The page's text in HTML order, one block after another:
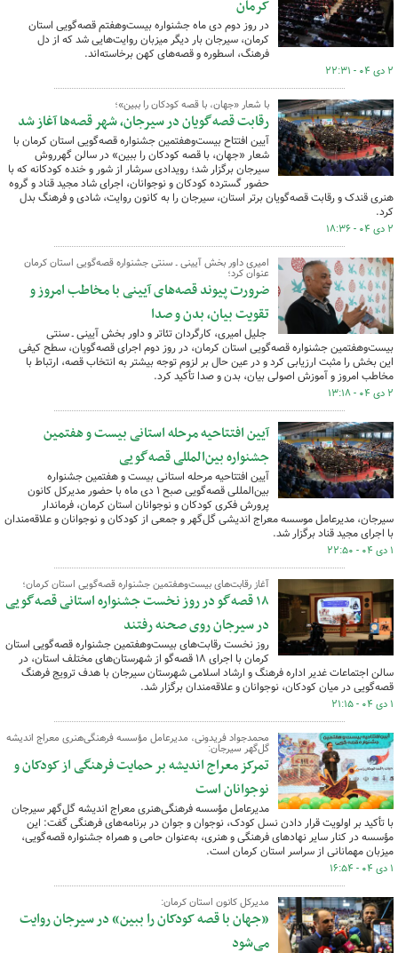
کرمان
در روز دوم دی ماه جشنواره بیست‌وهفتم قصه‌گویی استان
کرمان، سیرجان بار دیگر میزبان روایت‌هایی شد که از دل
فرهنگ، اسطوره و قصه‌های کهن برخاسته‌اند.
۲ دی ۰۴ - ۲۲:۳۱
با شعار «جهان، با قصه کودکان را ببین»؛
رقابت قصه‌گویان در سیرجان، شهر قصه‌ها آغاز شد
آیین افتتاح بیست‌وهفتمین جشنواره قصه‌گویی استان کرمان با
شعار «جهان، با قصه کودکان را ببین» در سالن گهرروش
سیرجان برگزار شد؛ رویدادی سرشار از شور و خنده کودکانه که با
حضور گسترده کودکان و نوجوانان، اجرای شاد مجید قناد و گروه
هنری قندک و رقابت قصه‌گویان برتر استان، سیرجان را به کانون روایت، شادی و فرهنگ بدل
کرد.
۲ دی ۰۴ - ۱۸:۳۶
امیری داور بخش آیینی ـ سنتی جشنواره قصه‌گویی استان کرمان
عنوان کرد؛
ضرورت پیوند قصه‌های آیینی با مخاطب امروز و
تقویت بیان، بدن و صدا
جلیل امیری، کارگردان تئاتر و داور بخش آیینی ـ سنتی
بیست‌وهفتمین جشنواره قصه‌گویی استان کرمان، در روز دوم اجرای قصه‌گویان، سطح کیفی
این بخش را مثبت ارزیابی کرد و در عین حال بر لزوم توجه بیشتر به انتخاب قصه، ارتباط با
مخاطب امروز و آموزش اصولی بیان، بدن و صدا تأکید کرد.
۲ دی ۰۴ - ۱۳:۱۸
آیین افتتاحیه مرحله استانی بیست و هفتمین
جشنواره بین‌المللی قصه‌گویی
آیین افتتاحیه مرحله استانی بیست و هفتمین جشنواره
بین‌المللی قصه‌گویی صبح ۱ دی ماه با حضور مدیرکل کانون
پرورش فکری کودکان و نوجوانان استان کرمان، فرماندار
سیرجان، مدیرعامل موسسه معراج اندیشی گل‌گهر و جمعی از کودکان و نوجوانان و علاقه‌مندان
با اجرای مجید قناد برگزار شد.
۱ دی ۰۴ - ۲۲:۵۰
آغاز رقابت‌های بیست‌وهفتمین جشنواره قصه‌گویی استان کرمان؛
۱۸ قصه‌گو در روز نخست جشنواره استانی قصه‌گویی
در سیرجان روی صحنه رفتند
روز نخست رقابت‌های بیست‌وهفتمین جشنواره قصه‌گویی استان
کرمان با اجرای ۱۸ قصه‌گو از شهرستان‌های مختلف استان، در
سالن اجتماعات غدیر اداره فرهنگ و ارشاد اسلامی شهرستان سیرجان با هدف ترویج فرهنگ
قصه‌گویی در میان کودکان، نوجوانان و علاقه‌مندان برگزار شد.
۱ دی ۰۴ - ۲۱:۱۵
محمدجواد فریدونی، مدیرعامل مؤسسه فرهنگی‌هنری معراج اندیشه
گل‌گهر سیرجان:
تمرکز معراج اندیشه بر حمایت فرهنگی از کودکان و
نوجوانان است
مدیرعامل مؤسسه فرهنگی‌هنری معراج اندیشه گل‌گهر سیرجان
با تأکید بر اولویت قرار دادن نسل کودک، نوجوان و جوان در برنامه‌های فرهنگی گفت: این
مؤسسه در کنار سایر نهادهای فرهنگی و هنری، به‌عنوان حامی و همراه جشنواره قصه‌گویی،
میزبان مهمانانی از سراسر استان کرمان است.
۱ دی ۰۴ - ۱۶:۵۴
مدیرکل کانون استان کرمان:
«جهان با قصه کودکان را ببین» در سیرجان روایت
می‌شود